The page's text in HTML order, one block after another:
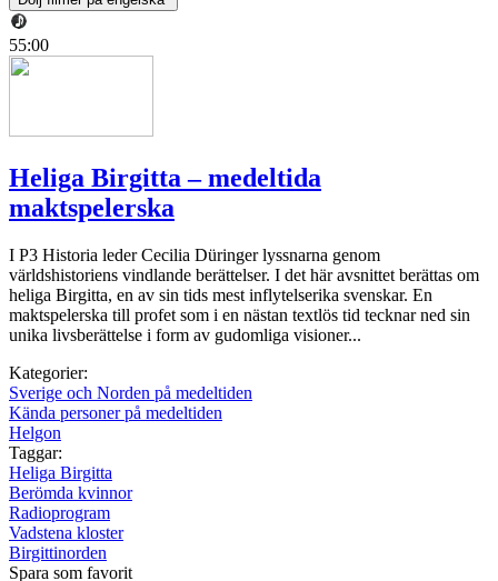
55:00
Heliga Birgitta – medeltida
maktspelerska
I P3 Historia leder Cecilia Düringer lyssnarna genom
världshistoriens vindlande berättelser. I det här avsnittet berättas om
heliga Birgitta, en av sin tids mest inflytelserika svenskar. En
maktspelerska till profet som i en nästan textlös tid tecknar ned sin
unika livsberättelse i form av gudomliga visioner...
Kategorier:
Sverige och Norden på medeltiden
Kända personer på medeltiden
Helgon
Taggar:
Heliga Birgitta
Berömda kvinnor
Radioprogram
Vadstena kloster
Birgittinorden
Spara som favorit